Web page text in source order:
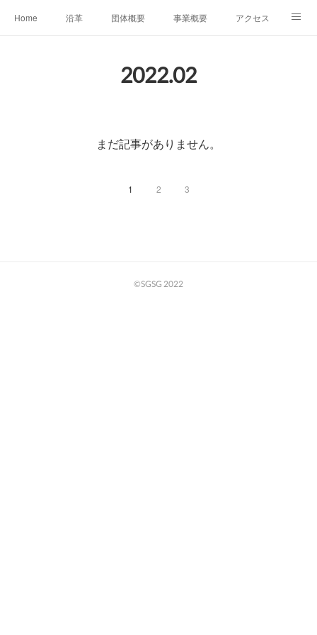
Home 沿革 団体概要 事業概要 アクセス
中期計画（2026-2031）
2022.02
まだ記事がありません。
1 2 3
©SGSG 2022